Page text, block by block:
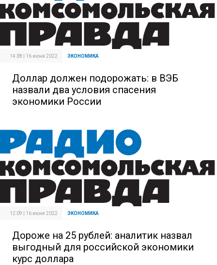
14:38 | 16 июня 2022 ЭКОНОМИКА
Доллар должен подорожать: в ВЭБ
назвали два условия спасения
экономики России
12:09 | 16 июня 2022 ЭКОНОМИКА
Дороже на 25 рублей: аналитик назвал
выгодный для российской экономики
курс доллара